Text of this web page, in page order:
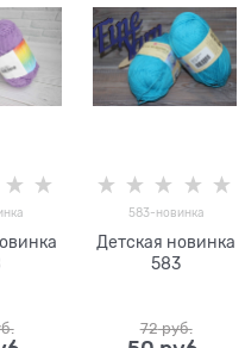
583-новинка
Детская новинка
583
72 руб.